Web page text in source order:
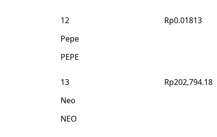
12
Rp0.01813
Pepe
PEPE
13
Rp202,794.18
Neo
NEO